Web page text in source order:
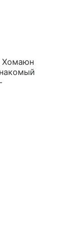
Хомаюн